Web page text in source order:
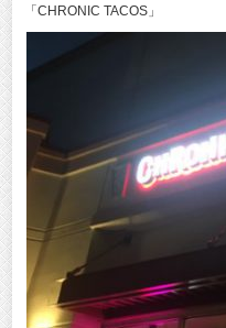
「CHRONIC TACOS」